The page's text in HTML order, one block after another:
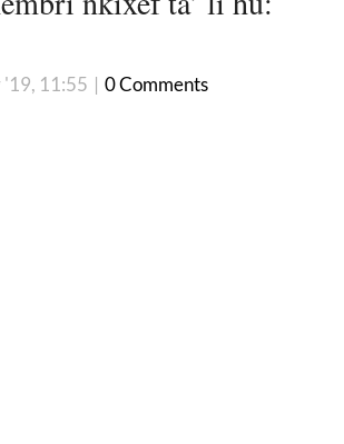
'19, 11:55 | 0 Comments